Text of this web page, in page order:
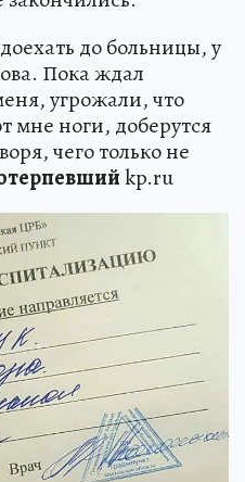
до больницы, у
Пока ждал
угрожали, что
мне ноги, доберутся
чего только не
kp.ru